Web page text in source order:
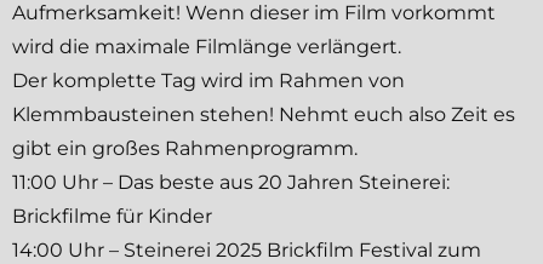
Aufmerksamkeit! Wenn dieser im Film vorkommt
wird die maximale Filmlänge verlängert.
Der komplette Tag wird im Rahmen von
Klemmbausteinen stehen! Nehmt euch also Zeit es
gibt ein großes Rahmenprogramm.
11:00 Uhr – Das beste aus 20 Jahren Steinerei:
Brickfilme für Kinder
14:00 Uhr – Steinerei 2025 Brickfilm Festival zum